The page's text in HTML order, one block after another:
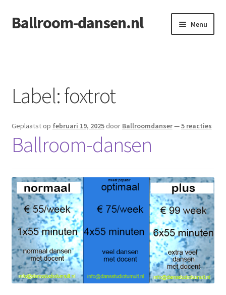
Ga
door
Ga
naar
Ballroom-dansen.nl Menu
Label:foxtrot
Geplaatst op februari 19, 2025 door Ballroomdanser—5 reacties
Ballroom-dansen